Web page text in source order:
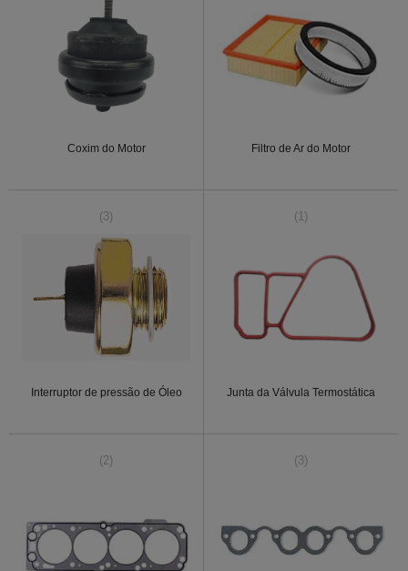
Coxim do Motor Filtro de Ar do Motor
(3)
Interruptor de pressão de Óleo
(1)
Junta da Válvula Termostática
(2) (3)